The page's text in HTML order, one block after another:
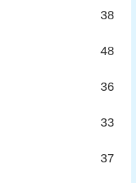
38
48
36
33
37